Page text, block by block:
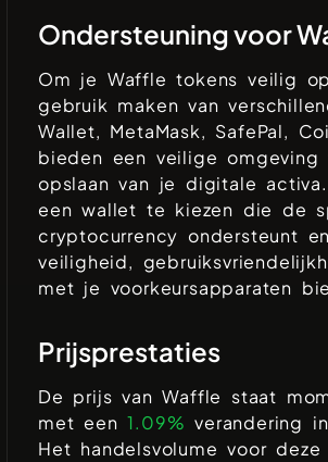
Ondersteuning voor
Om je Waffle tokens veilig
gebruik maken van
Wallet, MetaMask, SafePal,
bieden een veilige omgeving
opslaan van je digitale
een wallet te kiezen die de
cryptocurrency ondersteunt
veiligheid,
met je voorkeursapparaten
Prijsprestaties
De prijs vanWaffle staat
met een1.09% verandering
Het handelsvolume voor